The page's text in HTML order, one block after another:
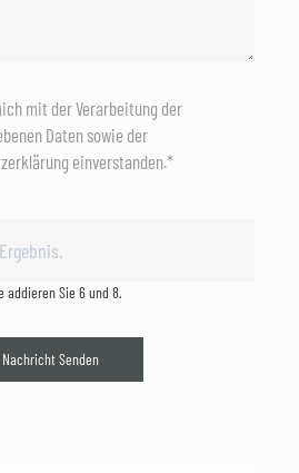
mit der Verarbeitung der
Daten sowie der
einverstanden.*
addieren Sie 6 und 8.
Nachricht Senden